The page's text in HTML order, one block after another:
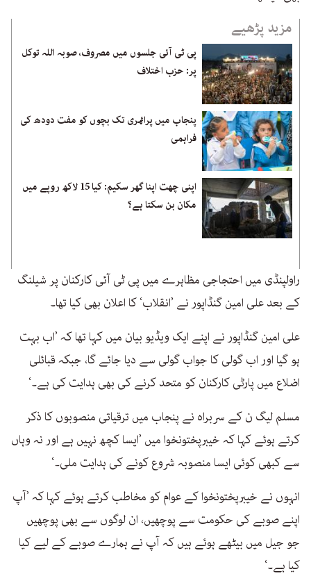
مزید پڑھیے
پی ٹی آئی جلسوں میں مصروف، صوبہ اللہ توکل
پر: حزب اختلاف
پنجاب میں پرائمری تک بچوں کو مفت دودھ کی
فراہمی
اپنی چھت اپنا گھر سکیم: کیا 15 لاکھ روپے میں
مکان بن سکتا ہے؟
راولپنڈی میں احتجاجی مظاہرے میں پی ٹی آئی کارکنان پر شیلنگ
کے بعد علی امین گنڈاپور نے ’انقلاب‘ کا اعلان بھی کیا تھا۔
علی امین گنڈاپور نے اپنے ایک ویڈیو بیان میں کہا تھا کہ ’اب بہت
ہو گیا اور اب گولی کا جواب گولی سے دیا جائے گا، جبکہ قبائلی
اضلاع میں پارٹی کارکنان کو متحد کرنے کی بھی ہدایت کی ہے۔‘
مسلم لیگ ن کے سربراہ نے پنجاب میں ترقیاتی منصوبوں کا ذکر
کرتے ہوئے کہا کہ خیبرپختونخوا میں ’ایسا کچھ نہیں ہے اور نہ وہاں
سے کبھی کوئی ایسا منصوبہ شروع کونے کی ہدایت ملی۔‘
انہوں نے خیبرپختونخوا کے عوام کو مخاطب کرتے ہوئے کہا کہ ’آپ
اپنے صوبے کی حکومت سے پوچھیں، ان لوگوں سے بھی پوچھیں
جو جیل میں بیٹھے ہوئے ہیں کہ آپ نے ہمارے صوبے کے لیے کیا
کیا ہے۔‘